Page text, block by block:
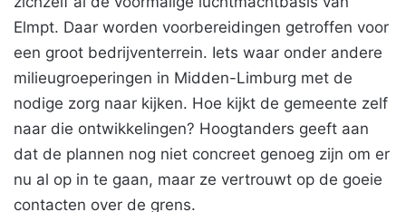
Elmpt. Daar worden voorbereidingen getroffen voor
een groot bedrijventerrein. Iets waar onder andere
milieugroeperingen in Midden-Limburg met de
nodige zorg naar kijken. Hoe kijkt de gemeente zelf
naar die ontwikkelingen? Hoogtanders geeft aan
dat de plannen nog niet concreet genoeg zijn om er
nu al op in te gaan, maar ze vertrouwt op de goeie
contacten over de grens.